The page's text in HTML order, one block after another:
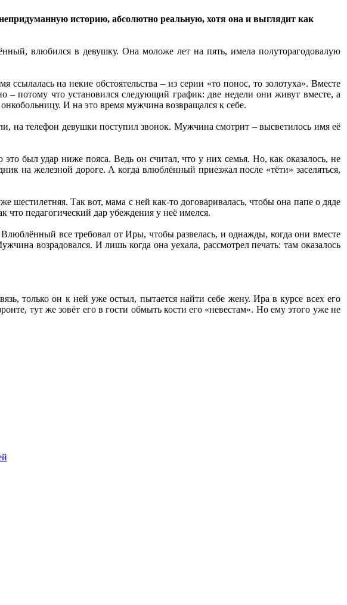
историю, абсолютно реальную, хотя она и выглядит как
влюбился в девушку. Она моложе лет на пять, имела полуторагодовалую
на некие обстоятельства – из серии «то понос, то золотуха». Вместе
потому что установился следующий график: две недели они живут вместе, а
И на это время мужчина возвращался к себе.
на телефон девушки поступил звонок. Мужчина смотрит – высветилось имя её
был удар ниже пояса. Ведь он считал, что у них семья. Но, как оказалось, не
на железной дороге. А когда влюблённый приезжал после «тёти» заселяться,
шестилетняя. Так вот, мама с ней как-то договаривалась, чтобы она папе о дяде
что педагогический дар убеждения у неё имелся.
все требовал от Иры, чтобы развелась, и однажды, когда они вместе
возрадовался. И лишь когда она уехала, рассмотрел печать: там оказалось
только он к ней уже остыл, пытается найти себе жену. Ира в курсе всех его
тут же зовёт его в гости обмыть кости его «невестам». Но ему этого уже не